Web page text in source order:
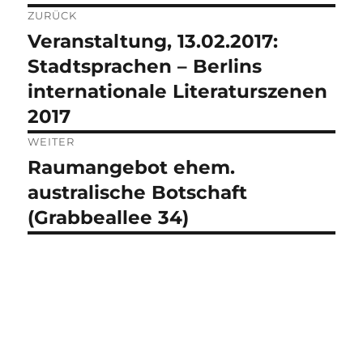
Beitragsnavigation
ZURÜCK
Vorheriger
Beitrag:
Veranstaltung, 13.02.2017:
Stadtsprachen – Berlins
internationale Literaturszenen
2017
WEITER
Nächster
Beitrag:
Raumangebot ehem.
australische Botschaft
(Grabbeallee 34)